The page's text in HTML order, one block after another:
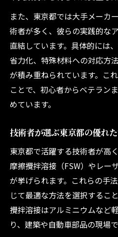
また、東京都では大手メーカ
術者が多く、彼らの実践的な
直結しています。具体的には
省力化、特殊材料への対応方
が積み重ねられています。こ
ことで、初心者からベテラン
めています。
技術者が選ぶ東京都の優れ
東京都で活躍する技術者が高
摩擦攪拌溶接（FSW）やレー
が挙げられます。これらの手
じて最適な方法を選択するこ
攪拌溶接はアルミニウムなど
り、建築や自動車部品の現場